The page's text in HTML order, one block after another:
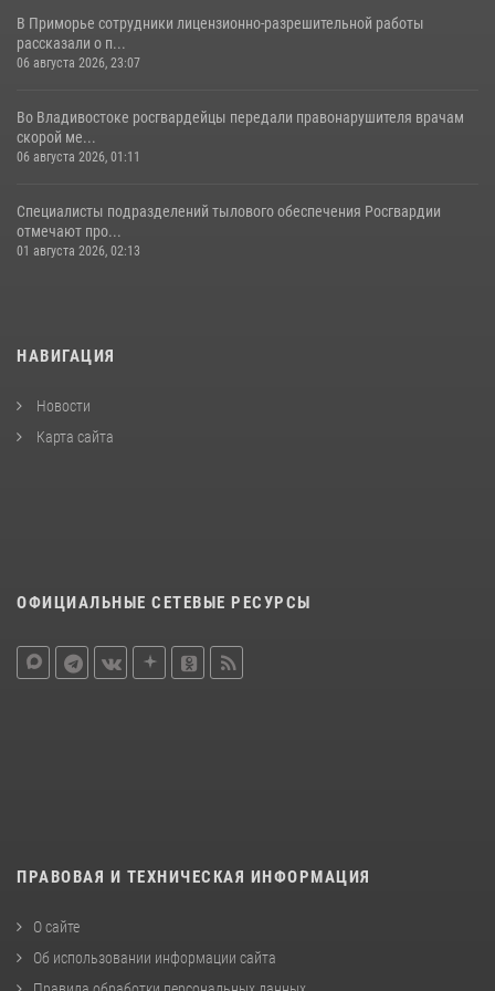
В Приморье сотрудники лицензионно-разрешительной работы
рассказали о п...
06 августа 2026, 23:07
Во Владивостоке росгвардейцы передали правонарушителя врачам
скорой ме...
06 августа 2026, 01:11
Специалисты подразделений тылового обеспечения Росгвардии
отмечают про...
01 августа 2026, 02:13
НАВИГАЦИЯ
Новости
Карта сайта
ОФИЦИАЛЬНЫЕ СЕТЕВЫЕ РЕСУРСЫ
ПРАВОВАЯ И ТЕХНИЧЕСКАЯ ИНФОРМАЦИЯ
О сайте
Об использовании информации сайта